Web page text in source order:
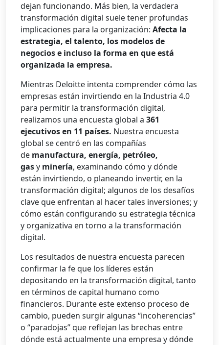
dejan funcionando. Más bien, la verdadera
transformación digital suele tener profundas
implicaciones para la organización: Afecta la
estrategia, el talento, los modelos de
negocios e incluso la forma en que está
organizada la empresa.
Mientras Deloitte intenta comprender cómo las
empresas están invirtiendo en la Industria 4.0
para permitir la transformación digital,
realizamos una encuesta global a 361
ejecutivos en 11 países. Nuestra encuesta
global se centró en las compañías
de manufactura, energía, petróleo,
gasy minería, examinando cómo y dónde
están invirtiendo, o planeando invertir, en la
transformación digital; algunos de los desafíos
clave que enfrentan al hacer tales inversiones; y
cómo están configurando su estrategia técnica
y organizativa en torno a la transformación
digital.
Los resultados de nuestra encuesta parecen
confirmar la fe que los líderes están
depositando en la transformación digital, tanto
en términos de capital humano como
financieros. Durante este extenso proceso de
cambio, pueden surgir algunas “incoherencias”
o “paradojas” que reflejan las brechas entre
dónde está actualmente una empresa y dónde